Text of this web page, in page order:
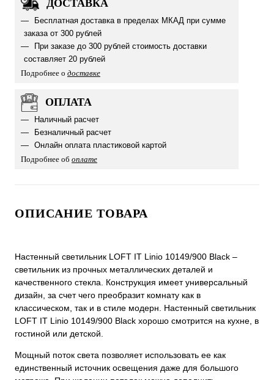
ДОСТАВКА
Бесплатная доставка в пределах МКАД при сумме
заказа от 300 рублей
При заказе до 300 рублей стоимость доставки
составляет 20 рублей
Подробнее о доставке
ОПЛАТА
Наличный расчет
Безналичный расчет
Онлайн оплата пластиковой картой
Подробнее об оплате
ОПИСАНИЕ ТОВАРА
Настенный светильник LOFT IT Linio 10149/900 Black –
светильник из прочных металлических деталей и
качественного стекла. Конструкция имеет универсальный
дизайн, за счет чего преобразит комнату как в
классическом, так и в стиле модерн. Настенный светильник
LOFT IT Linio 10149/900 Black хорошо смотрится на кухне, в
гостиной или детской.
Мощный поток света позволяет использовать ее как
единственный источник освещения даже для большого